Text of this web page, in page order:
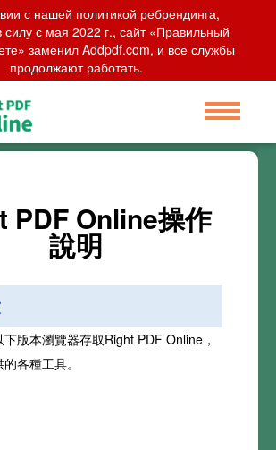
с нашей политикой ребрендинга,
силу с мая 2022 г., сайт «Правильный
заменил Addpdf.com, и все службы
продолжают работать.
PDF Online操作
說明
版本瀏覽器存取Right PDF Online，
各種工具。